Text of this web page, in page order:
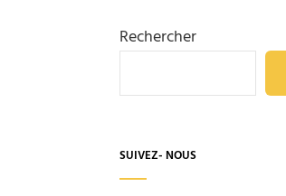
Rechercher
SUIVEZ- NOUS